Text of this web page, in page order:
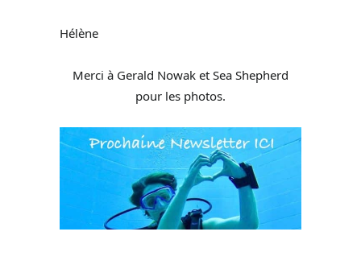
Hélène
Merci à Gerald Nowak et Sea Shepherd
pour les photos.